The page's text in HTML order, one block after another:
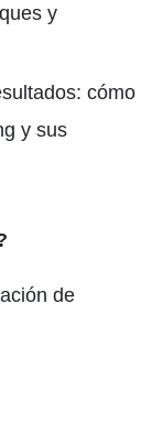
y
cómo
y sus
de